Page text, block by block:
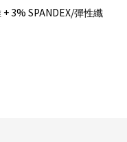
+ 3% SPANDEX/彈性纖